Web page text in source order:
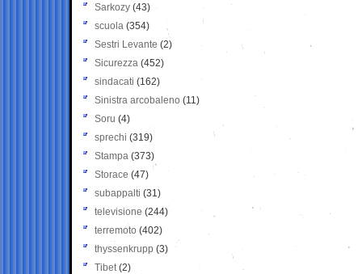
Sarkozy (43)
scuola (354)
Sestri Levante (2)
Sicurezza (452)
sindacati (162)
Sinistra arcobaleno (11)
Soru (4)
sprechi (319)
Stampa (373)
Storace (47)
subappalti (31)
televisione(244)
terremoto (402)
thyssenkrupp (3)
Tibet(2)